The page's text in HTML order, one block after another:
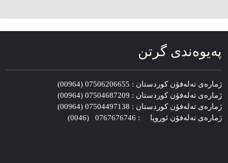
په‌یوه‌ندی گرتن
ژماره‌ی ته‌له‌فۆن کوردستان : 07506206655 (00964)
ژماره‌ی ته‌له‌فۆن کوردستان : 07504687209 (00964)
ژماره‌ی ته‌له‌فۆن کوردستان : 07504497138 (00964)
ژماره‌ی ته‌له‌فۆن ئوروپا : 0767676746 (0046)